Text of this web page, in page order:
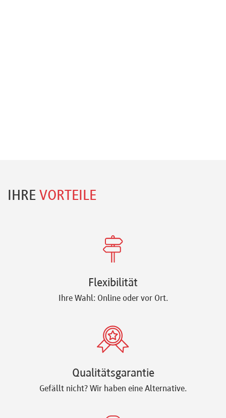
IHRE VORTEILE
Flexibilität
Ihre Wahl: Online oder vor Ort.
Qualitätsgarantie
Gefällt nicht? Wir haben eine Alternative.